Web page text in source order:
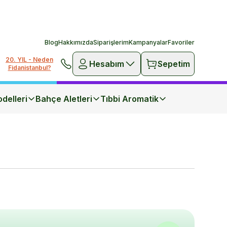
BlogHakkımızdaSiparişlerimKampanyalarFavoriler
20. YIL - Neden
Fidanistanbul?
Hesabım Sepetim
Bahçe Aletleri Tıbbi Aromatik